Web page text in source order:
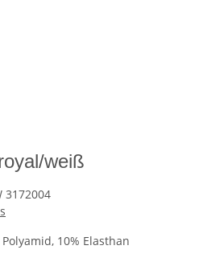
weiß
3172004
10% Elasthan